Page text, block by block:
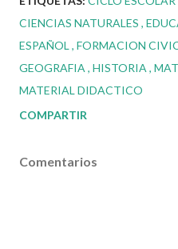
CIENCIAS NATURALES
ESPAÑOL FORMACION
GEOGRAFIA HISTORIA
MATERIAL DIDACTICO
COMPARTIR
Comentarios